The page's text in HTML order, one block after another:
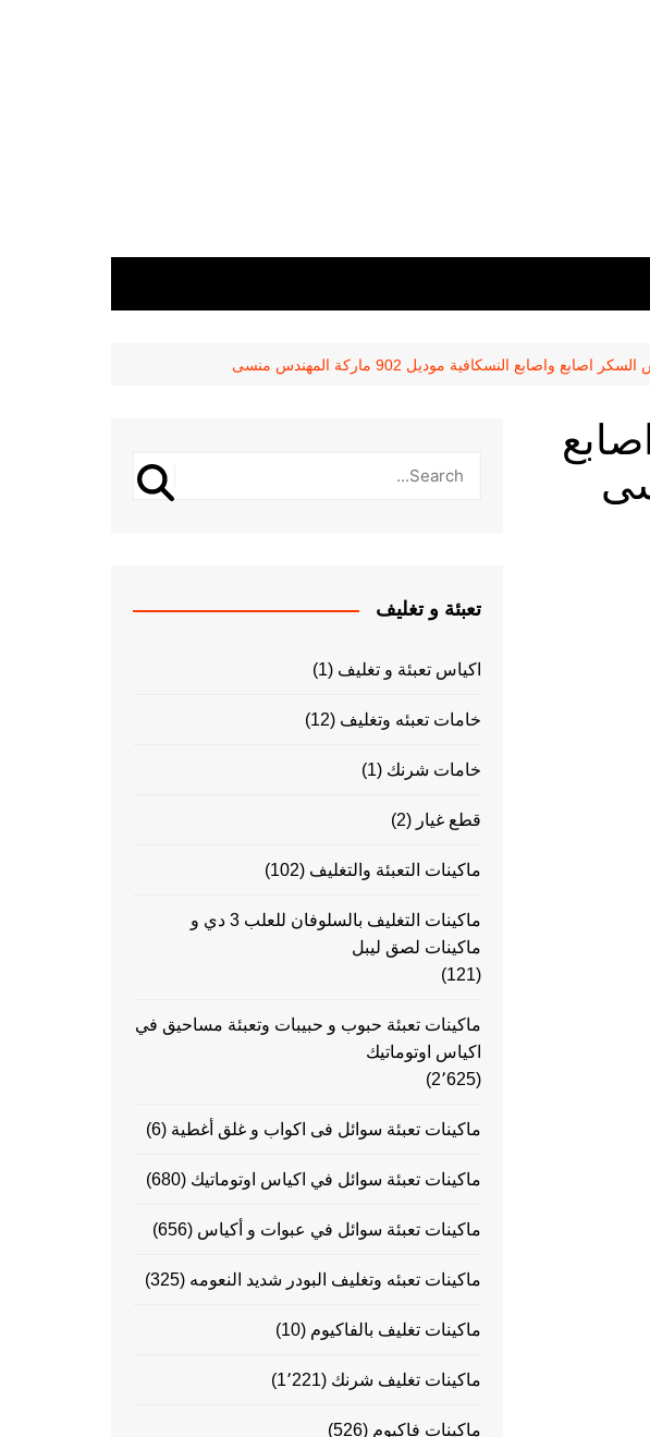
واصابع النسكافية موديل 902 ماركة المهندس منسى
تعبئة و تغليف
اكياس تعبئة و تغليف (1)
خامات تعبئه وتغليف (12)
خامات شرنك (1)
قطع غيار (2)
ماكينات التعبئة والتغليف (102)
ماكينات التغليف بالسلوفان للعلب 3 دي و
ماكينات لصق ليبل
(121)
ماكينات تعبئة حبوب و حبيبات وتعبئة مساحيق في
اكياس اوتوماتيك
(2٬625)
ماكينات تعبئة سوائل فى اكواب و غلق أغطية (6)
ماكينات تعبئة سوائل في اكياس اوتوماتيك (680)
ماكينات تعبئة سوائل في عبوات و أكياس (656)
ماكينات تعبئه وتغليف البودر شديد النعومه (325)
ماكينات تغليف بالفاكيوم (10)
ماكينات تغليف شرنك (1٬221)
ماكينات فاكيوم (526)